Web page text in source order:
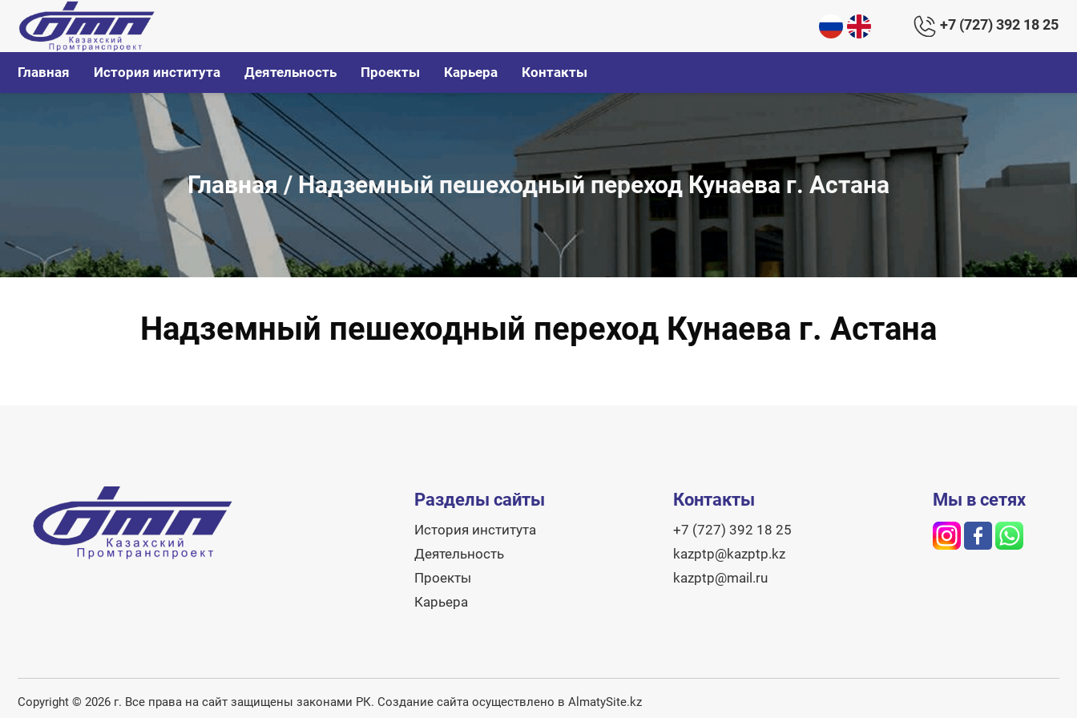
+7 (727) 392 18 25
Главная История института Деятельность Проекты Карьера Контакты
Главная / Надземный пешеходный переход Кунаева г. Астана
Надземный пешеходный переход Кунаева г. Астана
Разделы сайты
История института
Деятельность
Проекты
Карьера
Контакты
+7 (727) 392 18 25
kazptp@kazptp.kz
kazptp@mail.ru
Мы в сетях
Copyright © 2026 г. Все права на сайт защищены законами РК. Создание сайта осуществлено в AlmatySite.kz